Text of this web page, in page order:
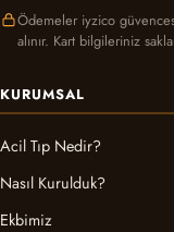
Ödemeler iyzico
alınır. Kart bilgileriniz
KURUMSAL
Acil Tıp Nedir?
Nasıl Kurulduk?
Ekbimiz